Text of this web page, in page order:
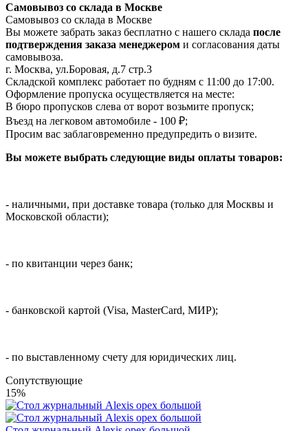
Самовывоз со склада в Москве
Самовывоз со склада в Москве
Вы можете забрать заказ бесплатно с нашего склада после
подтверждения заказа менеджером и согласования даты
самовывоза.
г. Москва, ул.Боровая, д.7 стр.3
Складской комплекс работает по будням с 11:00 до 17:00.
Оформление пропуска осуществляется на месте:
В бюро пропусков слева от ворот возьмите пропуск;
Въезд на легковом автомобиле - 100 ₽;
Просим вас заблаговременно предупредить о визите.
Вы можете выбрать следующие виды оплаты товаров:
- наличными, при доставке товара (только для Москвы и
Московской области);
- по квитанции через банк;
- банковской картой (Visa, MasterCard, МИР);
- по выставленному счету для юридических лиц.
Cопутствующие
15%